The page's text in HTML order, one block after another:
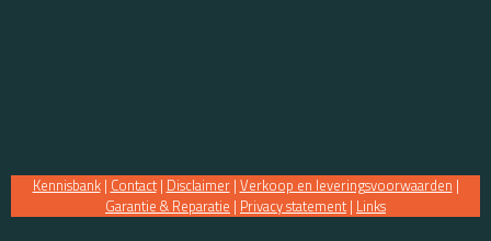
Kennisbank| Contact| Disclaimer| Verkoop en leveringsvoorwaarden |
Garantie & Reparatie | Privacy statement | Links